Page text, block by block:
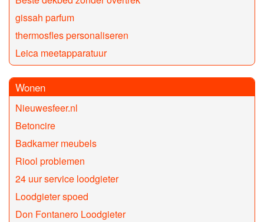
gissah parfum
thermosfles personaliseren
Leica meetapparatuur
Wonen
Nieuwesfeer.nl
Betoncire
Badkamer meubels
Riool problemen
24 uur service loodgieter
Loodgieter spoed
Don Fontanero Loodgieter